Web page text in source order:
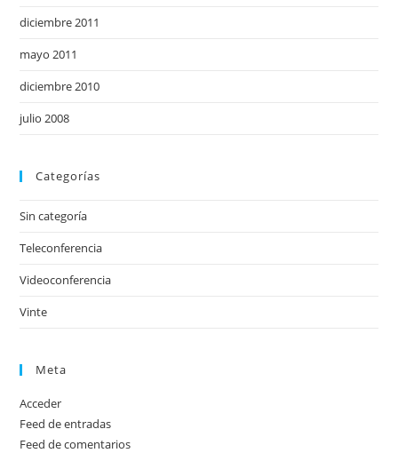
diciembre 2011
mayo 2011
diciembre 2010
julio 2008
Categorías
Sin categoría
Teleconferencia
Videoconferencia
Vinte
Meta
Acceder
Feed de entradas
Feed de comentarios